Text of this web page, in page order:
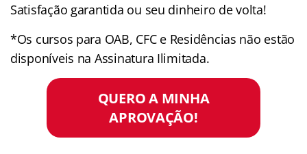
Satisfação garantida ou seu dinheiro de volta!
*Os cursos para OAB, CFC e Residências não estão
disponíveis na Assinatura Ilimitada.
QUERO A MINHA
APROVAÇÃO!